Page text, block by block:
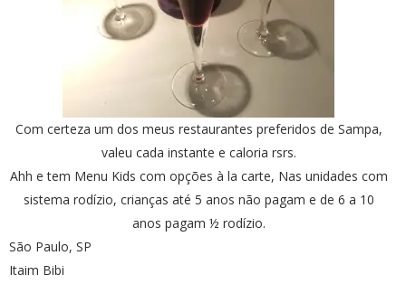
Com certeza um dos meus restaurantes preferidos de Sampa,
valeu cada instante e caloria rsrs.
Ahh e tem Menu Kids com opções à la carte, Nas unidades com
sistema rodízio, crianças até 5 anos não pagam e de 6 a 10
anos pagam ½ rodízio.
São Paulo, SP
Itaim Bibi